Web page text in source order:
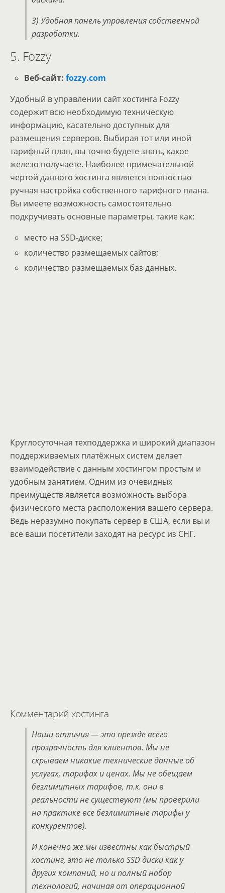
3) Удобная панель управления собственной
разработки.
5. Fozzy
Веб-сайт:fozzy.com
Удобный в управлении сайт хостинга Fozzy
содержит всю необходимую техническую
информацию, касательно доступных для
размещения серверов. Выбирая тот или иной
тарифный план, вы точно будете знать, какое
железо получаете. Наиболее примечательной
чертой данного хостинга является полностью
ручная настройка собственного тарифного плана.
Вы имеете возможность самостоятельно
подкручивать основные параметры, такие как:
место на SSD-диске;
количество размещаемых сайтов;
количество размещаемых баз данных.
Круглосуточная техподдержка и широкий диапазон
поддерживаемых платёжных систем делает
взаимодействие с данным хостингом простым и
удобным занятием. Одним из очевидных
преимуществ является возможность выбора
физического места расположения вашего сервера.
Ведь неразумно покупать сервер в США, если вы и
все ваши посетители заходят на ресурс из СНГ.
Комментарий хостинга
Наши отличия — это прежде всего
прозрачность для клиентов. Мы не
скрываем никакие технические данные об
услугах, тарифах и ценах. Мы не обещаем
безлимитных тарифов, т.к. они в
реальности не существуют (мы проверили
на практике все безлимитные тарифы у
конкурентов).
И конечно же мы известны как быстрый
хостинг, это не только SSD диски как у
других компаний, но и полный набор
технологий, начиная от операционной